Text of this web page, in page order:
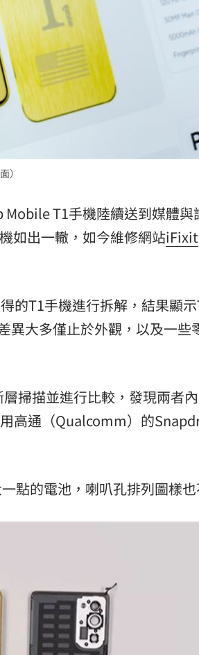
）
T1手機陸續送到媒體與
如出一轍，如今維修網站iFixit
的T1手機進行拆解，結果顯
異大多僅止於外觀，以及一些
掃描並進行比較，發現兩者
高通（Qualcomm）的
點的電池，喇叭孔排列圖樣也